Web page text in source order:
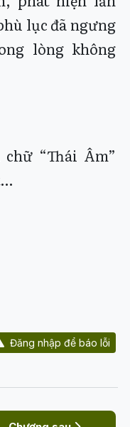
lục đã ngưng
lòng không
“Thái Âm”
Đăng nhập để báo lỗi